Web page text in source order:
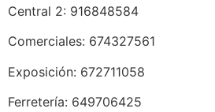
Central 2: 916848584
Comerciales: 674327561
Exposición: 672711058
Ferretería: 649706425